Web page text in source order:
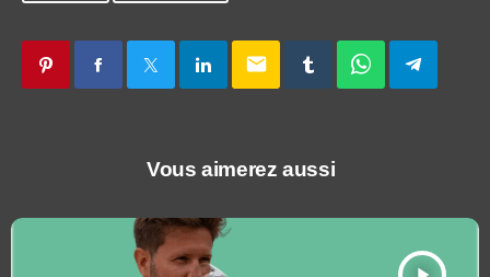
email
Vous aimerez aussi